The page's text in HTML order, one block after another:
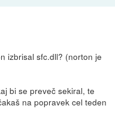
izbrisal sfc.dll? (norton je
bi se preveč sekiral, te
na popravek cel teden